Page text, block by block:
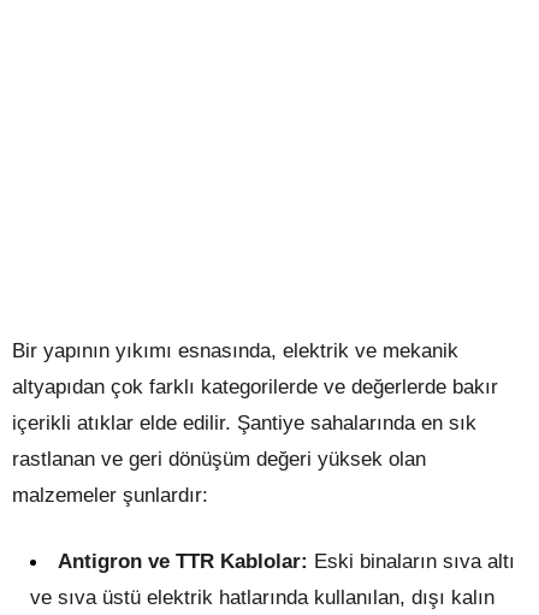
Bir yapının yıkımı esnasında, elektrik ve mekanik
altyapıdan çok farklı kategorilerde ve değerlerde bakır
içerikli atıklar elde edilir. Şantiye sahalarında en sık
rastlanan ve geri dönüşüm değeri yüksek olan
malzemeler şunlardır:
Antigron ve TTR Kablolar: Eski binaların sıva altı
ve sıva üstü elektrik hatlarında kullanılan, dışı kalın